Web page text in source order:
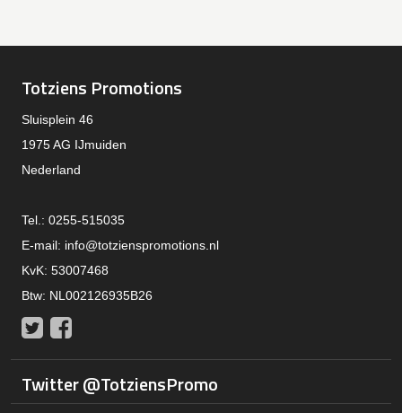
Totziens Promotions
Sluisplein 46
1975 AG IJmuiden
Nederland
Tel.: 0255-515035
E-mail: info@totzienspromotions.nl
KvK: 53007468
Btw: NL002126935B26
Twitter
Twitter @TotziensPromo